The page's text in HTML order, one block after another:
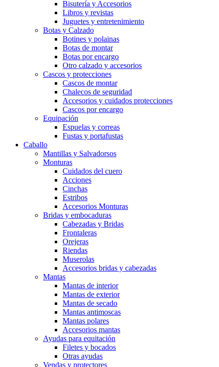
Bisutería y Accesorios
Libros y revistas
Juguetes y entretenimiento
Botas y Calzado
Botines y polainas
Botas de montar
Botas por encargo
Otro calzado y accesorios
Cascos y protecciones
Cascos de montar
Chalecos de seguridad
Accesorios y cuidados protecciones
Cascos por encargo
Equipación
Espuelas y correas
Fustas y portafustas
Caballo
Mantillas y Salvadorsos
Monturas
Cuidados del cuero
Acciones
Cinchas
Estribos
Accesorios Monturas
Bridas y embocaduras
Cabezadas y Bridas
Frontaleras
Orejeras
Riendas
Muserolas
Accesorios bridas y cabezadas
Mantas
Mantas de interior
Mantas de exterior
Mantas de secado
Mantas antimoscas
Mantas polares
Accesorios mantas
Ayudas para equitación
Filetes y bocados
Otras ayudas
Vendas y protectores